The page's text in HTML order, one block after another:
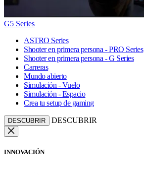
G5 Series
ASTRO Series
Shooter en primera persona - PRO Series
Shooter en primera persona - G Series
Carreras
Mundo abierto
Simulación - Vuelo
Simulación - Espacio
Crea tu setup de gaming
DESCUBRIR DESCUBRIR
INNOVACIÓN